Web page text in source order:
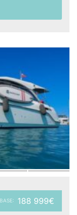
188 999€